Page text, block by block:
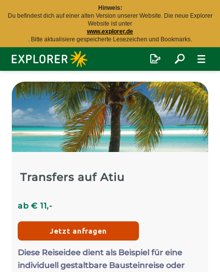
Hinweis:
Du befindest dich auf einer alten Version unserer Website. Die neue Explorer
Website ist unter
www.explorer.de
. Bitte aktualisiere gespeicherte Lesezeichen und Bookmarks.
Explorer
Fernreisen
Transfers auf Atiu
ab€ 11,-
Jetzt anfragen
Diese Reiseidee dient als Beispiel für eine
individuell gestaltbare Bausteinreise oder